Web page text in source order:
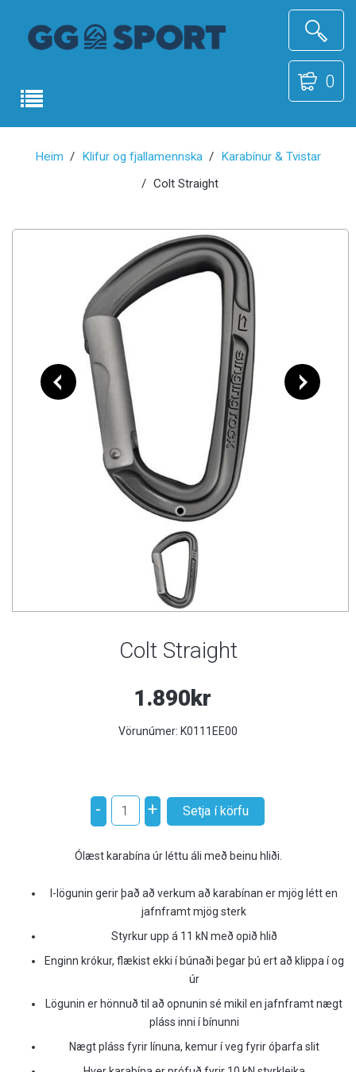
0
Heim Klifur og fjallamennska
Karabínur & Tvistar
Colt Straight
Colt Straight
1.890kr
Vörunúmer: K0111EE00
- +
Ólæst karabína úr léttu áli með beinu hliði.
I-lögunin gerir það að verkum að karabínan er mjög létt en
jafnframt mjög sterk
Styrkur upp á 11 kN með opið hlið
Enginn krókur, flækist ekki í búnaði þegar þú ert að klippa í og
úr
Lögunin er hönnuð til að opnunin sé mikil en jafnframt nægt
pláss inni í bínunni
Nægt pláss fyrir línuna, kemur í veg fyrir óþarfa slit